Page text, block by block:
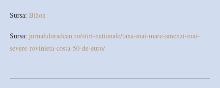
Sursa: Bihon
Sursa: jurnaluloradean.ro/stiri-nationale/taxa-mai-mare-amenzi-mai-
severe-rovinieta-costa-50-de-euro/